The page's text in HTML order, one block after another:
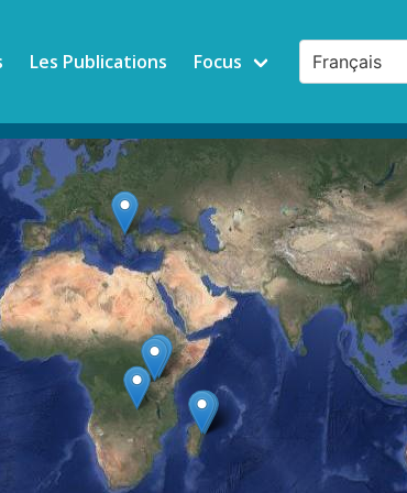
Les Publications Focus